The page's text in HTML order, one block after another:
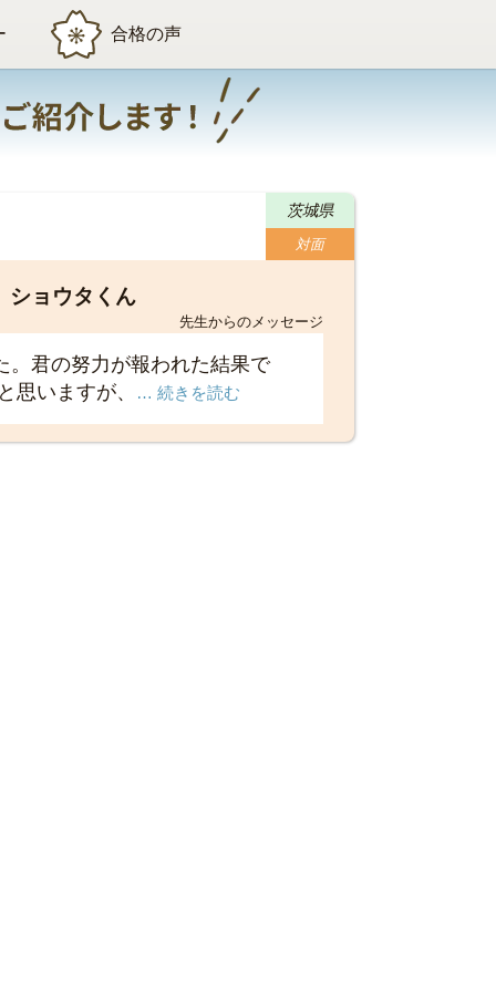
合格の声
茨城県
対面
ショウタくん
先生からのメッセージ
。君の努力が報われた結果で
思いますが、
… 続きを読む